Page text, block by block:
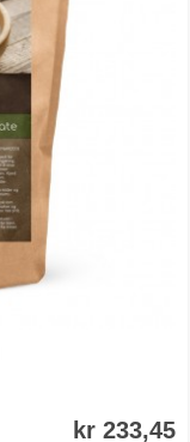
kr 233,45